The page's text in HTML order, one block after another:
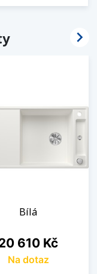
Bílá
610 Kč
Na dotaz
